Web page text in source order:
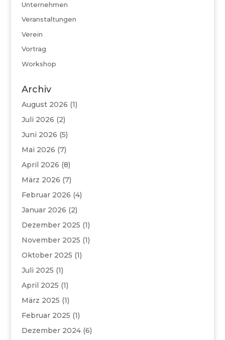
Unternehmen
Veranstaltungen
Verein
Vortrag
Workshop
Archiv
August 2026 (1)
Juli 2026 (2)
Juni 2026 (5)
Mai 2026 (7)
April 2026 (8)
März 2026 (7)
Februar 2026 (4)
Januar 2026 (2)
Dezember 2025 (1)
November 2025 (1)
Oktober 2025 (1)
Juli 2025 (1)
April 2025 (1)
März 2025 (1)
Februar 2025 (1)
Dezember 2024(6)